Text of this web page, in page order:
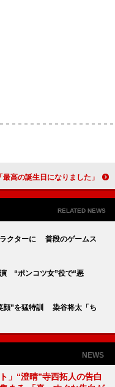
ピース綾部、バースデーサプライズに感謝 「最高の誕生日になりました」
RELATED NEWS
クターに 普段のゲームス
“ポンコツ女”役で“悪
顔”を猛特訓 染谷将太「ち
NEWS
」“澄晴”寺西拓人の告白